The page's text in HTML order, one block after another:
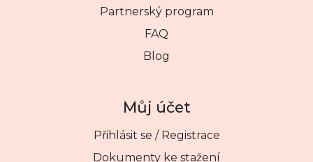
Partnerský program
FAQ
Blog
Můj účet
Přihlásit se / Registrace
Dokumenty ke stažení